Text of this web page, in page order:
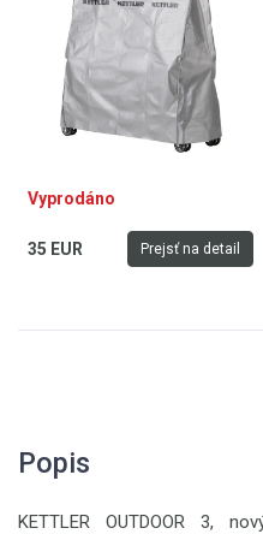
Vyprodáno
35 EUR Prejsť na detail
Popis
KETTLER OUTDOOR 3,